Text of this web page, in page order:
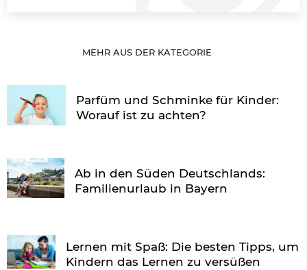
MEHR AUS DER KATEGORIE
Parfüm und Schminke für Kinder:
Worauf ist zu achten?
Ab in den Süden Deutschlands:
Familienurlaub in Bayern
Lernen mit Spaß: Die besten Tipps, um
Kindern das Lernen zu versüßen